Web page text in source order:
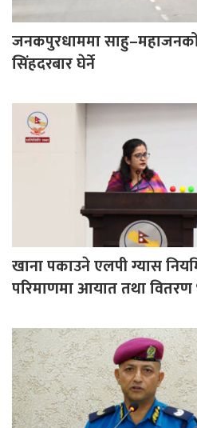
जनकपुरधाममा साहु–महाजनको
सिंहदरबार घेर्ने
खाना पकाउने एलपी ग्यास
परिमाणमा आयात तथा